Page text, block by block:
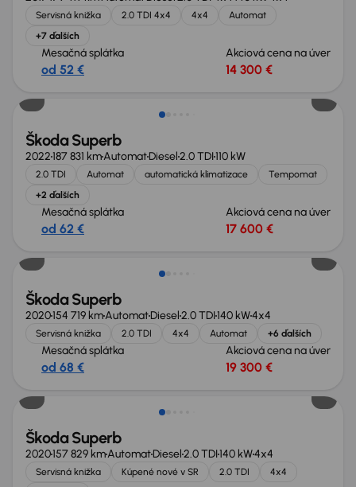
Servisná knižka 2.0 TDI 4x4 4x4
Automat
+7 ďalších
Mesačná splátka
od 52 €
Akciová cena na úver
14 300 €
Škoda Superb
2022187 831 kmAutomatDiesel2.0 TDI110 kW
2.0 TDI Automat automatická klimatizace
Tempomat
+2 ďalších
Mesačná splátka
od 62 €
Akciová cena na úver
17 600 €
Zlacnené o 500 €
Škoda Superb
2020154 719 kmAutomatDiesel2.0 TDI140 kW4x4
Servisná knižka 2.0 TDI 4x4 Automat +6 ďalších
Mesačná splátka
od 68 €
Akciová cena na úver
19 300 €
Škoda Superb
2020157 829 kmAutomatDiesel2.0 TDI140 kW4x4
Servisná knižka Kúpené nové v SR 2.0 TDI
4x4